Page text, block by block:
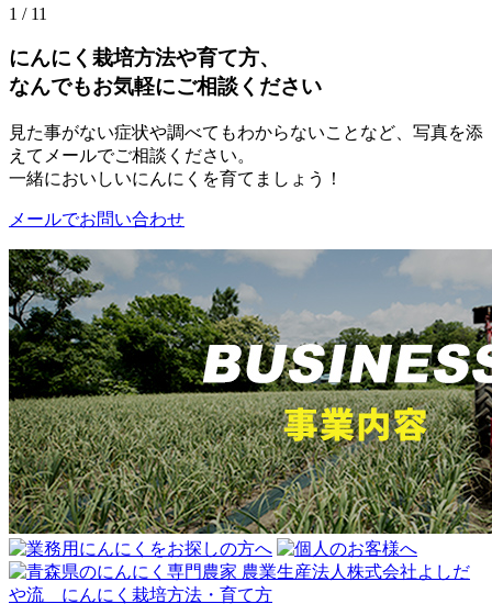
1 / 11
にんにく栽培方法や育て方、
なんでもお気軽にご相談ください
見た事がない症状や調べてもわからないことなど、写真を添
えてメールでご相談ください。
一緒においしいにんにくを育てましょう！
メールでお問い合わせ